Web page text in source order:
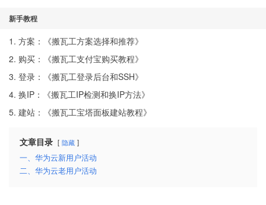
新手教程
1. 方案：《搬瓦工方案选择和推荐》
2. 购买：《搬瓦工支付宝购买教程》
3. 登录：《搬瓦工登录后台和SSH》
4. 换IP：《搬瓦工IP检测和换IP方法》
5. 建站：《搬瓦工宝塔面板建站教程》
文章目录 隐藏
一、华为云新用户活动
二、华为云老用户活动